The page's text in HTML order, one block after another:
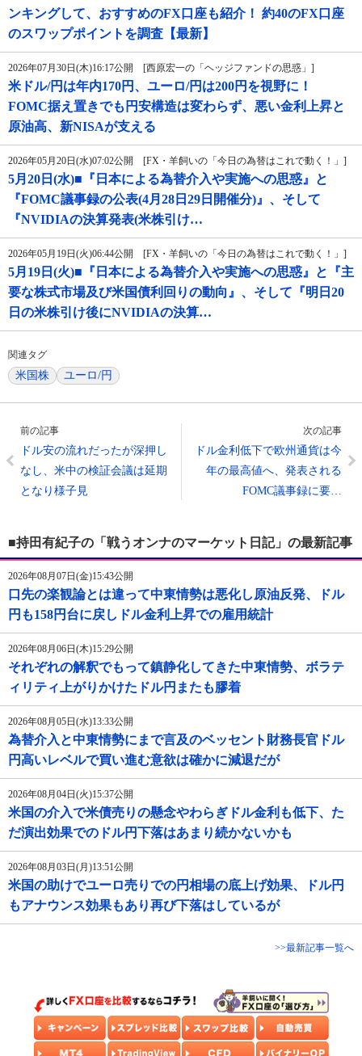
ンキングして、おすすめのFX口座も紹介！ 約40のFX口座
のスワップポイントを調査【最新】
2026年07月30日(木)16:17公開 [西原宏一の「ヘッジファンドの思惑」]
米ドル/円は年内170円、ユーロ/円は200円を視野に！
FOMC据え置きでも円安構造は変わらず、悪い金利上昇と
原油高、新NISAが支える
2026年05月20日(水)07:02公開 [FX・羊飼いの「今日の為替はこれで動く！」]
5月20日(水)■『日本による為替介入や実施への思惑』と
『FOMC議事録の公表(4月28日29日開催分)』、そして
『NVIDIAの決算発表(米株引け…
2026年05月19日(火)06:44公開 [FX・羊飼いの「今日の為替はこれで動く！」]
5月19日(火)■『日本による為替介入や実施への思惑』と『主
要な株式市場及び米国債利回りの動向』、そして『明日20
日の米株引け後にNVIDIAの決算…
関連タグ
米国株 ユーロ/円
前の記事
ドル安の流れだったが深押し
なし、米中の検証会議は延期
となり様子見
次の記事
ドル金利低下で欧州通貨は今
年の最高値へ、発表される
FOMC議事録に要…
■持田有紀子の「戦うオンナのマーケット日記」の最新記事
2026年08月07日(金)15:43公開
口先の楽観論とは違って中東情勢は悪化し原油反発、ドル
円も158円台に戻しドル金利上昇での雇用統計
2026年08月06日(木)15:29公開
それぞれの解釈でもって鎮静化してきた中東情勢、ボラテ
ィリティ上がりかけたドル円またも膠着
2026年08月05日(水)13:33公開
為替介入と中東情勢にまで言及のベッセント財務長官ドル
円高いレベルで買い進む意欲は確かに減退だが
2026年08月04日(火)15:37公開
米国の介入で米債売りの懸念やわらぎドル金利も低下、た
だ演出効果でのドル円下落はあまり続かないかも
2026年08月03日(月)13:51公開
米国の助けでユーロ売りでの円相場の底上げ効果、ドル円
もアナウンス効果もあり再び下落はしているが
>>最新記事一覧へ